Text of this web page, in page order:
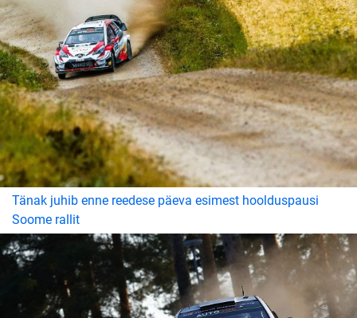
Tänak juhib enne reedese päeva esimest hoolduspausi
Soome rallit